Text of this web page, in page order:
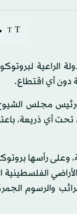
T
T
دون أي اقتطاع.
مجلس
أي ذريعة،
الفلسطينية
والرسوم